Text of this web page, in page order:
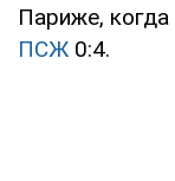
Париже, когда
ПСЖ 0:4.